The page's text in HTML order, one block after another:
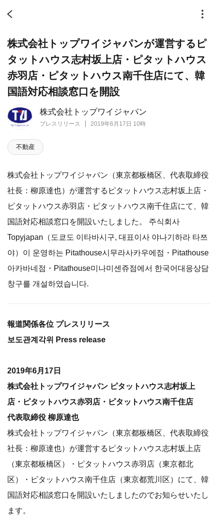
株式会社トップワイジャパン
プレスリリース 2019年6月17日 10時
株式会社トップワイジャパンが運営するピ
タットハウス志村坂上店・ピタットハウス
赤羽店・ピタットハウス南千住店にて、韓
国語対応相談窓口を開設
不動産
株式会社トップワイジャパン（東京都板橋区、代表取締役
社長：柳原達也）が運営するピタットハウス志村坂上店・
ピタットハウス赤羽店・ピタットハウス南千住店にて、韓
国語対応相談窓口を開設いたしました。 주식회사
Topyjapan（도쿄도 이타바시구, 대표이사 야나기하라 타쯔
야）이 운영하는 Pitathouse시무라사카우에점・Pitathouse
아카바네점・Pitathouse미나미센쥬점에서 한국어대응상담
창구를 개설하였습니다.
報道関係各位 プレスリリース
보도관계각위 Press release
2019年6月17日
株式会社トップワイジャパン ピタットハウス志村坂上
店・ピタットハウス赤羽店・ピタットハウス南千住店
代表取締役 柳原達也
株式会社トップワイジャパン（東京都板橋区、代表取締役
社長：柳原達也）が運営するピタットハウス志村坂上店
（東京都板橋区）・ピタットハウス赤羽店（東京都北
区）・ピタットハウス南千住店（東京都荒川区）にて、韓
国語対応相談窓口を開設いたしましたのでお知らせいたし
ます。